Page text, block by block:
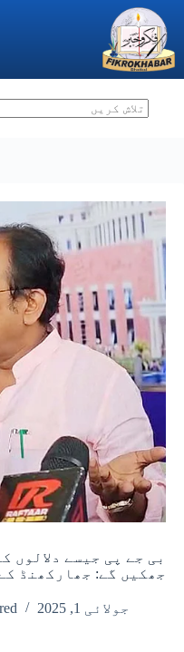
content
بی جے پی جیسے دلالوں
جھکیں گے: جھارکھنڈ
جولائی 1, 2025